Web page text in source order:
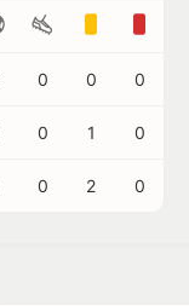
0 0 0
0 1 0
0 2 0